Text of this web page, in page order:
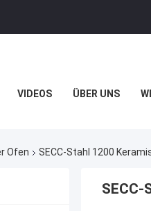
VIDEOS ÜBER UNS
Ofen SECC-Stahl 1200